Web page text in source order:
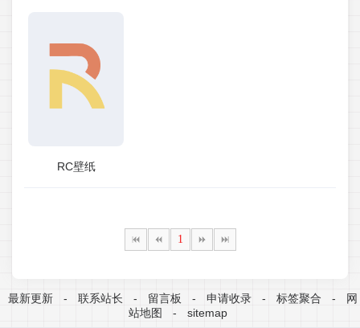
RC壁纸
1
最新更新 - 联系站长 - 留言板 - 申请收录 - 标签聚合 -
网
站地图
- sitemap